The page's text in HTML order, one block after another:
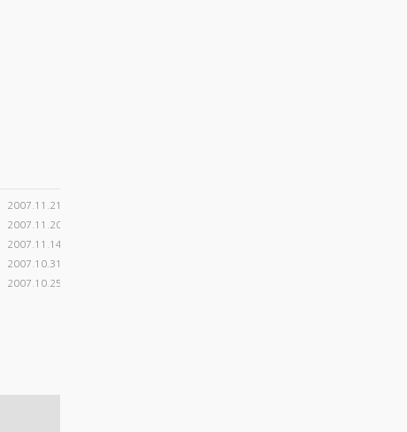
2007.11.21
2007.11.20
2007.11.14
2007.10.31
2007.10.25